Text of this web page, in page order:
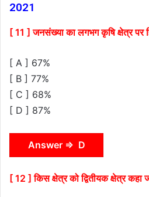
2021
[ 11 ] जनसंख्या का लगभग कृषि क्षेत्र पर
[ A ] 67%
[ B ] 77%
[ C ] 68%
[ D ] 87%
Answer ⇒ D
[ 12 ] किस क्षेत्र को द्वितीयक क्षेत्र कहा